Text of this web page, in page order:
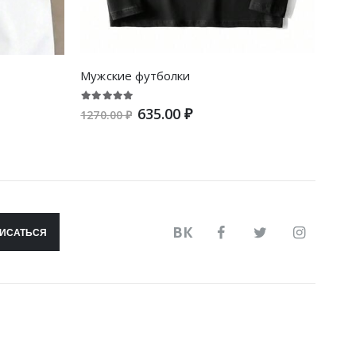
Мужские футболки
1270.00 ₽ 635.00 ₽
ВК